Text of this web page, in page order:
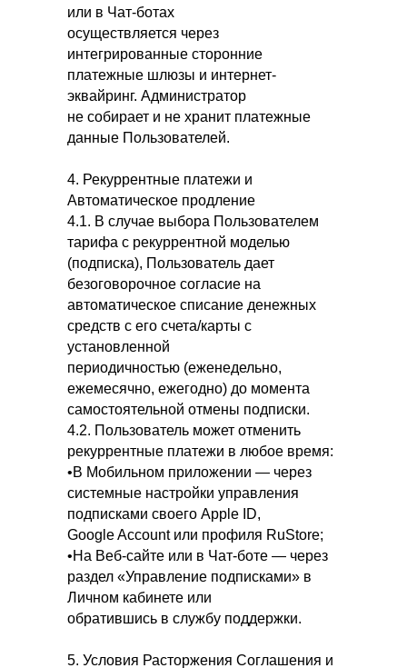
или в Чат-ботах
осуществляется через
интегрированные сторонние
платежные шлюзы и интернет-
эквайринг. Администратор
не собирает и не хранит платежные
данные Пользователей.
4. Рекуррентные платежи и
Автоматическое продление
4.1. В случае выбора Пользователем
тарифа с рекуррентной моделью
(подписка), Пользователь дает
безоговорочное согласие на
автоматическое списание денежных
средств с его счета/карты с
установленной
периодичностью (еженедельно,
ежемесячно, ежегодно) до момента
самостоятельной отмены подписки.
4.2. Пользователь может отменить
рекуррентные платежи в любое время:
•В Мобильном приложении — через
системные настройки управления
подписками своего Apple ID,
Google Account или профиля RuStore;
•На Веб-сайте или в Чат-боте — через
раздел «Управление подписками» в
Личном кабинете или
обратившись в службу поддержки.
5. Условия Расторжения Соглашения и